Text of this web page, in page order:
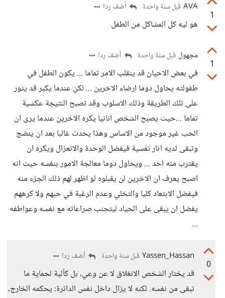
1
AVA قبل سنة واحدة أضف ردا
هو ليه كل المشاكل من الطفل
1
مجهول قبل سنة واحدة أضف ردا
في بعض الاحيان قد ينقلب الامر تماما ... يكون الطفل في
طفولته يحاول دوما ارضاء الاخرين ... لكن عندما يكبر قد يثور
على تلك الطريقة وذلك الاسلوب وقد تصبح النتيجة عكسية
تماما ...حيث يصبح الشخص انانيا يكره الاخرين عندما يرى ان
الحب غير موجود من الاساس وهذا يحدث غالبا بعد ان ينضج
وتبقى لديه اثار نفسية فيفضل الوحدة والانعزال ويكره ان
يقترب منه احد ... ويحاول دوما معالجة الامور بنفسه حيث انه
اصبح يعرف ان الاخرين لن يقبلوه لو اظهر لهم ذلك الجزء منه
فيفضل الابتعاد كليا والتخلي وعدم الرغبة في حبهم ولا كرههم
يفضل ان يبقى على الحياد ليتجنب صراعاته مع نفسه وعواطفه
...
0
Yassen_Hassan قبل سنة واحدة أضف ردا
قد يختار الشخص الانغلاق لا عن وعي، بل كآلية لحماية ما
تبقى من نفسه. لكنه لا يزال داخل نفس الدائرة: يحكمه الخارج،